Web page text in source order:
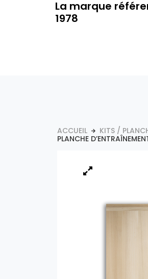
La marque
1978
ACCUEIL KITS /
PLANCHE